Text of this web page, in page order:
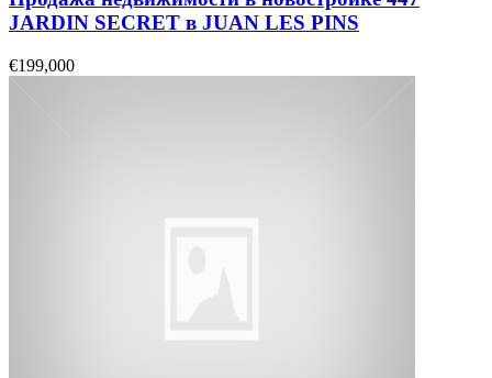
JARDIN SECRET в JUAN LES PINS
€199,000